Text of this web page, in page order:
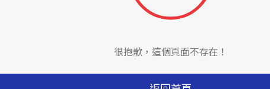
很抱歉，這個頁面不存在！